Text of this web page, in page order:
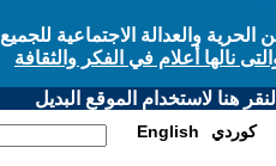
والعدالة الاجتماعية للجميع
نالها أعلام في الفكر والثقافة
هنا لاستخدام الموقع البديل
English كوردي